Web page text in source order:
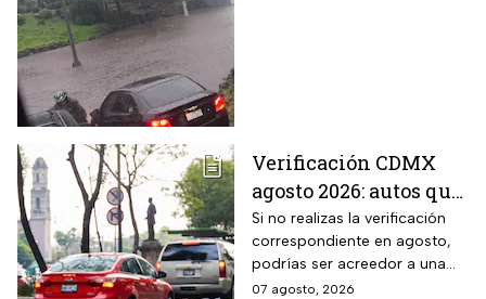
Verificación CDMX
agosto 2026: autos que
deben hacer el
trámite y posibles
multas
Si no realizas la verificación
correspondiente en agosto,
podrías ser acreedor a una
sanción económica
07 agosto, 2026